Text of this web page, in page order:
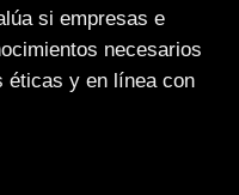
si empresas e
necesarios
éticas y en línea con